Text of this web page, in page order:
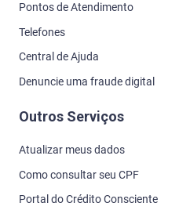
Pontos de Atendimento
Telefones
Central de Ajuda
Denuncie uma fraude digital
Outros Serviços
Atualizar meus dados
Como consultar seu CPF
Portal do Crédito Consciente